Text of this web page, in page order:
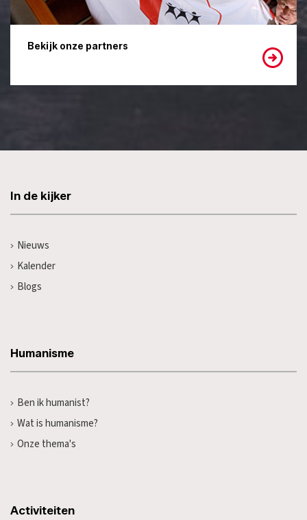
Bekijk onze partners
In de kijker
Nieuws
Kalender
Blogs
Humanisme
Ben ik humanist?
Wat is humanisme?
Onze thema's
Activiteiten